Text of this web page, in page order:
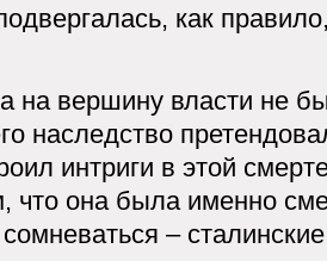
как
на вершину власти не
наследство
интриги в этой
что она была именно
–